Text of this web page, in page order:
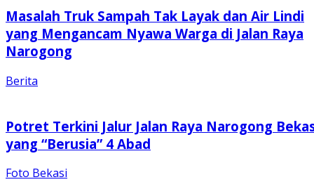
Masalah Truk Sampah Tak Layak dan Air Lindi
yang Mengancam Nyawa Warga di Jalan Raya
Narogong
Berita
Potret Terkini Jalur Jalan Raya Narogong
yang “Berusia” 4 Abad
Foto Bekasi